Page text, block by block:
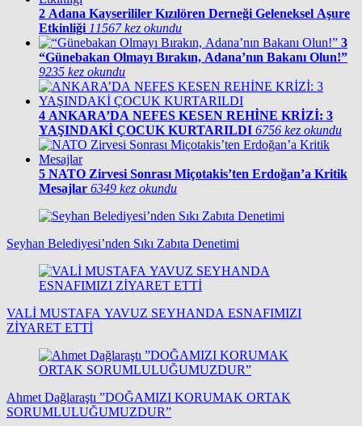
2 Adana Kayserililer Kızılören Derneği Geleneksel Aşure
Etkinliği 11567 kez okundu
3
“Günebakan Olmayı Bırakın, Adana’nın Bakanı Olun!”
9235 kez okundu
4 ANKARA’DA NEFES KESEN REHİNE KRİZİ: 3
YAŞINDAKİ ÇOCUK KURTARILDI 6756 kez okundu
5 NATO Zirvesi Sonrası Miçotakis’ten Erdoğan’a Kritik
Mesajlar 6349 kez okundu
Seyhan Belediyesi’nden Sıkı Zabıta Denetimi
VALİ MUSTAFA YAVUZ SEYHANDA ESNAFIMIZI
ZİYARET ETTİ
Ahmet Dağlaraştı ”DOĞAMIZI KORUMAK ORTAK
SORUMLULUĞUMUZDUR”